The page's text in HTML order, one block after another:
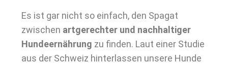
Es ist gar nicht so einfach, den Spagat
zwischen artgerechter und nachhaltiger
Hundeernährung zu finden. Laut einer Studie
aus der Schweiz hinterlassen unsere Hunde